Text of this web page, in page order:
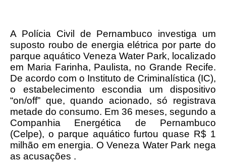
A Polícia Civil de Pernambuco investiga um
suposto roubo de energia elétrica por parte do
parque aquático Veneza Water Park, localizado
em Maria Farinha, Paulista, no Grande Recife.
De acordo com o Instituto de Criminalística (IC),
o estabelecimento escondia um dispositivo
“on/off” que, quando acionado, só registrava
metade do consumo. Em 36 meses, segundo a
Companhia Energética de Pernambuco
(Celpe), o parque aquático furtou quase R$ 1
milhão em energia. O Veneza Water Park nega
as acusações .